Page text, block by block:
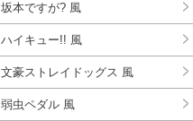
坂本ですが? 風
ハイキュー!! 風
文豪ストレイドッグス 風
弱虫ペダル 風